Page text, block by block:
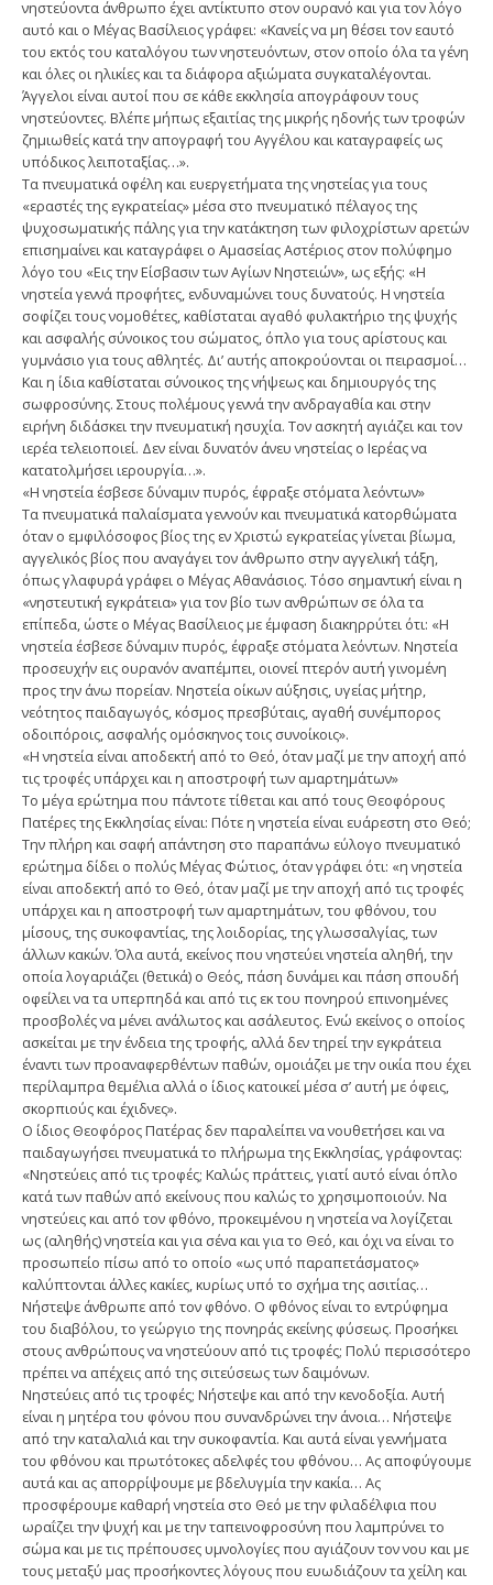
νηστεύοντα άνθρωπο έχει αντίκτυπο στον ουρανό και για τον λόγο
αυτό και ο Μέγας Βασίλειος γράφει: «Κανείς να μη θέσει τον εαυτό
του εκτός του καταλόγου των νηστευόντων, στον οποίο όλα τα γένη
και όλες οι ηλικίες και τα διάφορα αξιώματα συγκαταλέγονται.
Άγγελοι είναι αυτοί που σε κάθε εκκλησία απογράφουν τους
νηστεύοντες. Βλέπε μήπως εξαιτίας της μικρής ηδονής των τροφών
ζημιωθείς κατά την απογραφή του Αγγέλου και καταγραφείς ως
υπόδικος λειποταξίας…».
Τα πνευματικά οφέλη και ευεργετήματα της νηστείας για τους
«εραστές της εγκρατείας» μέσα στο πνευματικό πέλαγος της
ψυχοσωματικής πάλης για την κατάκτηση των φιλοχρίστων αρετών
επισημαίνει και καταγράφει ο Αμασείας Αστέριος στον πολύφημο
λόγο του «Εις την Είσβασιν των Αγίων Νηστειών», ως εξής: «Η
νηστεία γεννά προφήτες, ενδυναμώνει τους δυνατούς. Η νηστεία
σοφίζει τους νομοθέτες, καθίσταται αγαθό φυλακτήριο της ψυχής
και ασφαλής σύνοικος του σώματος, όπλο για τους αρίστους και
γυμνάσιο για τους αθλητές. Δι’ αυτής αποκρούονται οι πειρασμοί…
Και η ίδια καθίσταται σύνοικος της νήψεως και δημιουργός της
σωφροσύνης. Στους πολέμους γεννά την ανδραγαθία και στην
ειρήνη διδάσκει την πνευματική ησυχία. Τον ασκητή αγιάζει και τον
ιερέα τελειοποιεί. Δεν είναι δυνατόν άνευ νηστείας ο Ιερέας να
κατατολμήσει ιερουργία…».
«Η νηστεία έσβεσε δύναμιν πυρός, έφραξε στόματα λεόντων»
Τα πνευματικά παλαίσματα γεννούν και πνευματικά κατορθώματα
όταν ο εμφιλόσοφος βίος της εν Χριστώ εγκρατείας γίνεται βίωμα,
αγγελικός βίος που αναγάγει τον άνθρωπο στην αγγελική τάξη,
όπως γλαφυρά γράφει ο Μέγας Αθανάσιος. Τόσο σημαντική είναι η
«νηστευτική εγκράτεια» για τον βίο των ανθρώπων σε όλα τα
επίπεδα, ώστε ο Μέγας Βασίλειος με έμφαση διακηρρύτει ότι: «Η
νηστεία έσβεσε δύναμιν πυρός, έφραξε στόματα λεόντων. Νηστεία
προσευχήν εις ουρανόν αναπέμπει, οιονεί πτερόν αυτή γινομένη
προς την άνω πορείαν. Νηστεία οίκων αύξησις, υγείας μήτηρ,
νεότητος παιδαγωγός, κόσμος πρεσβύταις, αγαθή συνέμπορος
οδοιπόροις, ασφαλής ομόσκηνος τοις συνοίκοις».
«Η νηστεία είναι αποδεκτή από το Θεό, όταν μαζί με την αποχή από
τις τροφές υπάρχει και η αποστροφή των αμαρτημάτων»
Το μέγα ερώτημα που πάντοτε τίθεται και από τους Θεοφόρους
Πατέρες της Εκκλησίας είναι: Πότε η νηστεία είναι ευάρεστη στο Θεό;
Την πλήρη και σαφή απάντηση στο παραπάνω εύλογο πνευματικό
ερώτημα δίδει ο πολύς Μέγας Φώτιος, όταν γράφει ότι: «η νηστεία
είναι αποδεκτή από το Θεό, όταν μαζί με την αποχή από τις τροφές
υπάρχει και η αποστροφή των αμαρτημάτων, του φθόνου, του
μίσους, της συκοφαντίας, της λοιδορίας, της γλωσσαλγίας, των
άλλων κακών. Όλα αυτά, εκείνος που νηστεύει νηστεία αληθή, την
οποία λογαριάζει (θετικά) ο Θεός, πάση δυνάμει και πάση σπουδή
οφείλει να τα υπερπηδά και από τις εκ του πονηρού επινοημένες
προσβολές να μένει ανάλωτος και ασάλευτος. Ενώ εκείνος ο οποίος
ασκείται με την ένδεια της τροφής, αλλά δεν τηρεί την εγκράτεια
έναντι των προαναφερθέντων παθών, ομοιάζει με την οικία που έχει
περίλαμπρα θεμέλια αλλά ο ίδιος κατοικεί μέσα σ’ αυτή με όφεις,
σκορπιούς και έχιδνες».
Ο ίδιος Θεοφόρος Πατέρας δεν παραλείπει να νουθετήσει και να
παιδαγωγήσει πνευματικά το πλήρωμα της Εκκλησίας, γράφοντας:
«Νηστεύεις από τις τροφές; Καλώς πράττεις, γιατί αυτό είναι όπλο
κατά των παθών από εκείνους που καλώς το χρησιμοποιούν. Να
νηστεύεις και από τον φθόνο, προκειμένου η νηστεία να λογίζεται
ως (αληθής) νηστεία και για σένα και για το Θεό, και όχι να είναι το
προσωπείο πίσω από το οποίο «ως υπό παραπετάσματος»
καλύπτονται άλλες κακίες, κυρίως υπό το σχήμα της ασιτίας…
Νήστεψε άνθρωπε από τον φθόνο. Ο φθόνος είναι το εντρύφημα
του διαβόλου, το γεώργιο της πονηράς εκείνης φύσεως. Προσήκει
στους ανθρώπους να νηστεύουν από τις τροφές; Πολύ περισσότερο
πρέπει να απέχεις από της σιτεύσεως των δαιμόνων.
Νηστεύεις από τις τροφές; Νήστεψε και από την κενοδοξία. Αυτή
είναι η μητέρα του φόνου που συνανδρώνει την άνοια… Νήστεψε
από την καταλαλιά και την συκοφαντία. Και αυτά είναι γεννήματα
του φθόνου και πρωτότοκες αδελφές του φθόνου… Ας αποφύγουμε
αυτά και ας απορρίψουμε με βδελυγμία την κακία… Ας
προσφέρουμε καθαρή νηστεία στο Θεό με την φιλαδέλφια που
ωραΐζει την ψυχή και με την ταπεινοφροσύνη που λαμπρύνει το
σώμα και με τις πρέπουσες υμνολογίες που αγιάζουν τον νου και με
τους μεταξύ μας προσήκοντες λόγους που ευωδιάζουν τα χείλη και